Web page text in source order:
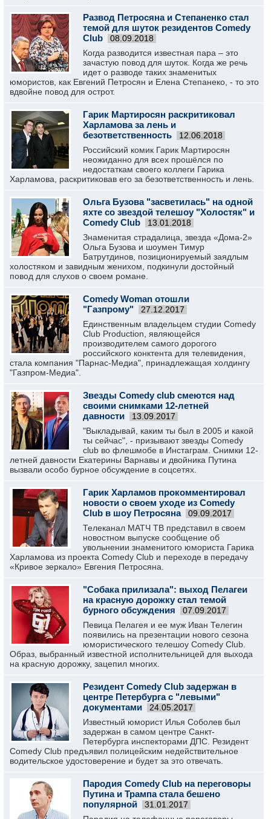
Развод Петросяна и Степаненко стал
темой для шуток резидентов Comedy
Club
08.09.2018
Когда разводится известная пара – это
зачастую повод для шуток. Когда же речь
идет о разводе таких знаменитых
юмористов, как Евгений Петросян и Елена Степанеко, - то это
вдвойне повод для острот.
Гарик Мартиросян раскритиковал
Харламова за лень и
безответственность
12.06.2018
Российский комик Гарик Мартиросян
неожиданно для всех прошёлся по
недостаткам своего коллеги Гарика
Харламова, раскритиковав его за безответственность и лень.
Ольга Бузова "засветилась" на одной
яхте со звездой телешоу "Холостяк" и
Comedy Club
13.01.2018
Знаменитая страдалица, звезда «Дома-2»
Ольга Бузова и шоумен Тимур
Батрутдинов, позиционируемый заядлым
холостяком и завидным женихом, подкинули достойный
повод для слухов о своем романе.
Comedy Woman отошли
"Газпрому"
27.12.2017
Единственным владельцем студии Comedy
Club Production, являющейся
производителем самого дорогого
российского конктента для телевидения,
стала компания "Парнас-Медиа", принадлежащая холдингу
"Газпром-Медиа".
Звезды Comedy club смеются над
своими снимками 12-летней
давности
13.09.2017
"Выкладывай, каким ты был в 2005 и какой
ты сейчас", - призывают звезды Comedy
club во флешмобе в Инстаграм. Снимки 12-
летней давности Екатерины Варнавы и двойника Путина
вызвали особо бурное обсуждение в соцсетях.
Гарик Харламов прокомментировал
новости о своем уходе из Comedy
Club в шоу Петросяна
09.09.2017
Телеканал МАТЧ ТВ представил в своем
новостном выпуске сообщение об
увольнении знаменитого юмориста Гарика
Харламова из проекта Comedy Club и переходе в передачу
«Кривое зеркало» Евгения Петросяна.
"Собака прилизала": выход Пелагеи
на красную дорожку стал темой
бурного обсуждения
07.09.2017
Певица Пелагея и ее муж Иван Телегин
появились на презентации нового сезона
юмористического телешоу Comedy Club.
Образ, выбранный известной исполнительницей для выхода
на красную дорожку, зацепил многих.
Резидент Comedy Club задержан в
центре Петербурга с "левыми"
документами
24.05.2017
Известный юморист Илья Соболев был
задержан в самом центре Санкт-
Петербурга инспекторами ДПС. Резидент
Comedy Club предъявил полицейским недействительное
водительское удостоверение и будет за это отвечать.
Пародия Comedy Club на переговоры
Путина и Трампа стала бешено
популярной
31.01.2017